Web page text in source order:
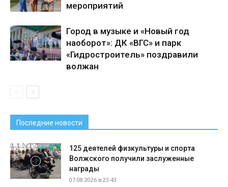
мероприятий
Город в музыке и «Новый год
наоборот»: ДК «ВГС» и парк
«Гидростроитель» поздравили
волжан
Последние новости
125 деятелей физкультуры и спорта
Волжского получили заслуженные
награды
07.08.2026 в 23:43